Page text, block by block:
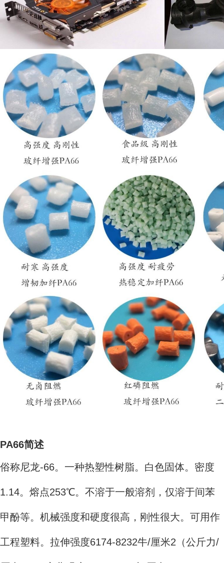
PA66简述
俗称尼龙-66。一种热塑性树脂。白色固体。密度
1.14。熔点253℃。不溶于一般溶剂，仅溶于间苯
甲酚等。机械强度和硬度很高，刚性很大。可用作
工程塑料。拉伸强度6174-8232牛/厘米2（公斤力/